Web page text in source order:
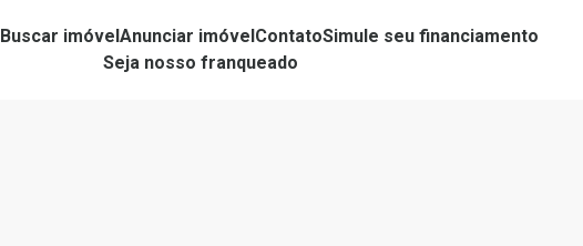
Buscar imóvelAnunciar imóvelContatoSimule seu financiamento
Seja nosso franqueado